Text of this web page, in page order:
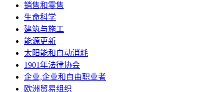
销售和零售
生命科学
建筑与施工
能源更新
太阳能和自动消耗
1901年法律协会
企业,企业和自由职业者
欧洲贸易组织